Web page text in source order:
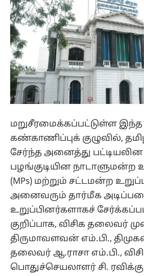
மறுசீரமைக்கப்பட்டுள்ள இந்த
கண்காணிப்புக் குழுவில்,
சேர்ந்த அனைத்து பட்டியலின
பழங்குடியின நாடாளுமன்ற
(MPs) மற்றும் சட்டமன்ற
அனைவரும் தார்மீக
உறுப்பினர்களாகச்
குறிப்பாக, விசிக தலைவர்
திருமாவளவன் எம்.பி.,
தலைவர் ஆ.ராசா எம்.பி.,
பொதுச்செயலாளர் சி.